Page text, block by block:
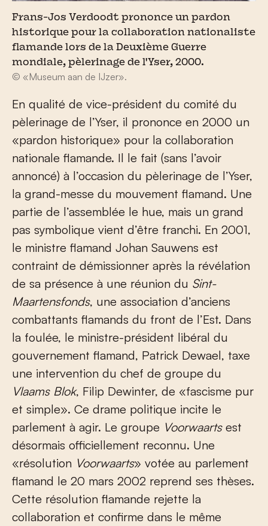
Frans-Jos Verdoodt prononce un pardon
historique pour la collaboration nationaliste
flamande lors de la Deuxième Guerre
mondiale, pèlerinage de l'Yser, 2000.
© «Museum aan de IJzer».
En qualité de vice-président du comité du
pèlerinage de l’Yser, il prononce en 2000 un
«pardon historique» pour la collaboration
nationale flamande. Il le fait (sans l’avoir
annoncé) à l’occasion du pèlerinage de l’Yser,
la grand-messe du mouvement flamand. Une
partie de l’assemblée le hue, mais un grand
pas symbolique vient d’être franchi. En 2001,
le ministre flamand Johan Sauwens est
contraint de démissionner après la révélation
de sa présence à une réunion du Sint-
Maartensfonds, une association d’anciens
combattants flamands du front de l’Est. Dans
la foulée, le ministre-président libéral du
gouvernement flamand, Patrick Dewael, taxe
une intervention du chef de groupe du
Vlaams Blok, Filip Dewinter, de «fascisme pur
et simple». Ce drame politique incite le
parlement à agir. Le groupe Voorwaartsest
désormais officiellement reconnu. Une
«résolution Voorwaarts» votée au parlement
flamand le 20 mars 2002 reprend ses thèses.
Cette résolution flamande rejette la
collaboration et confirme dans le même